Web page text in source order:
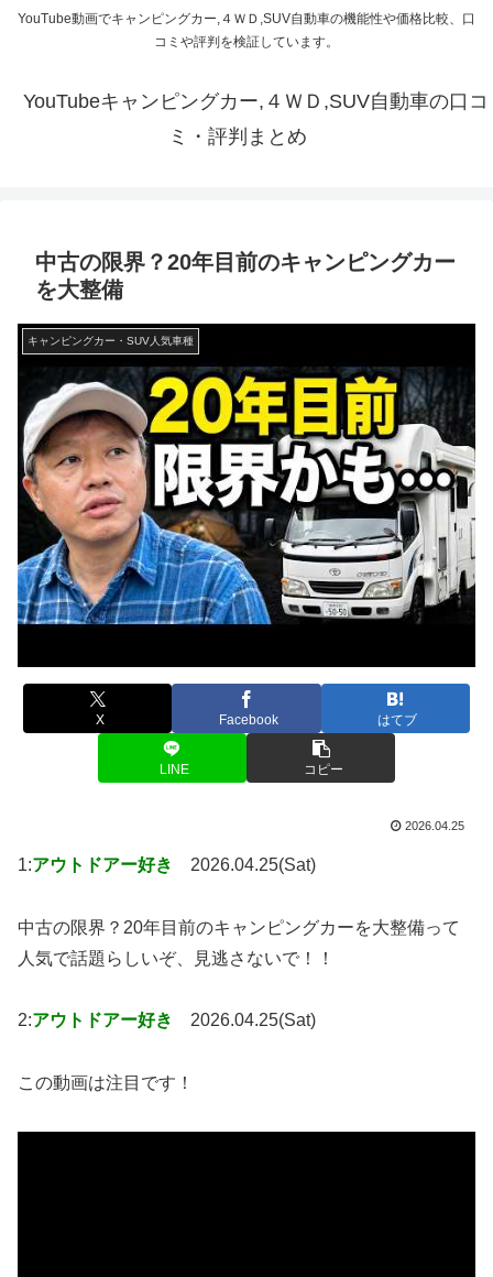
YouTube動画でキャンピングカー,４ＷＤ,SUV自動車の機能性や価格比較、口
コミや評判を検証しています。
YouTubeキャンピングカー,４ＷＤ,SUV自動車の口コ
ミ・評判まとめ
中古の限界？20年目前のキャンピングカー
を大整備
キャンピングカー・SUV人気車種
X Facebook はてブ
LINE コピー
2026.04.25
1:アウトドアー好き 2026.04.25(Sat)
中古の限界？20年目前のキャンピングカーを大整備って
人気で話題らしいぞ、見逃さないで！！
2:アウトドアー好き 2026.04.25(Sat)
この動画は注目です！